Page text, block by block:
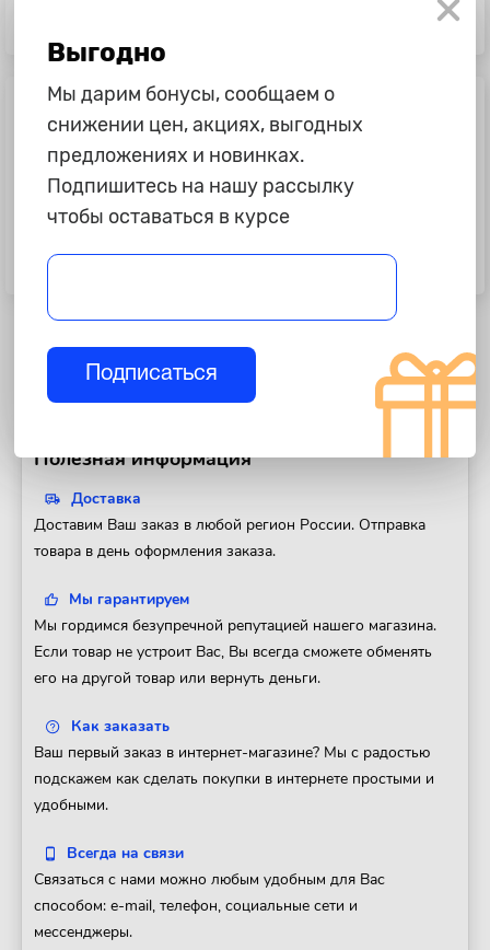
Багажник на рейлинг "AT&T" L23-
Багажник на рейлинг "AT&T" L23-
Полезная информация
Доставка
Доставим Ваш заказ в любой регион России. Отправка
товара в день оформления заказа.
Мы гарантируем
Мы гордимся безупречной репутацией нашего магазина.
Если товар не устроит Вас, Вы всегда сможете обменять
его на другой товар или вернуть деньги.
Как заказать
Ваш первый заказ в интернет-магазине? Мы с радостью
подскажем как сделать покупки в интернете простыми и
удобными.
Всегда на связи
Связаться с нами можно любым удобным для Вас
способом: e-mail, телефон, социальные сети и
мессенджеры.
Выгодно
Мы дарим бонусы, сообщаем о
снижении цен, акциях, выгодных
предложениях и новинках.
Подпишитесь на нашу рассылку
чтобы оставаться в курсе
Подписаться